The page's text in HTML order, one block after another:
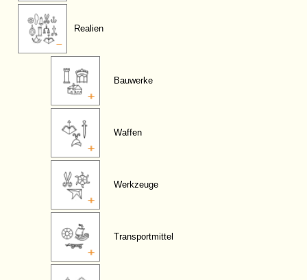
Realien
Bauwerke
Waffen
Werkzeuge
Transportmittel